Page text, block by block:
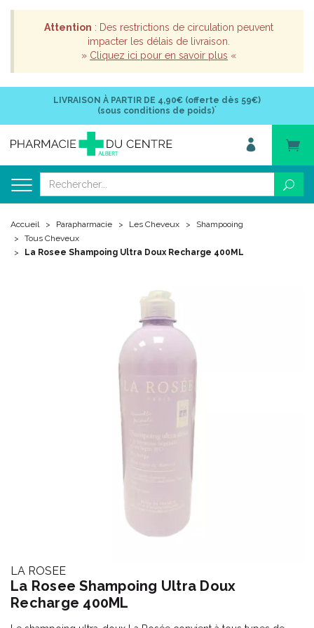
Attention : Des restrictions de circulation peuvent
impacter les délais de livraison.
» Cliquez ici pour en savoir plus «
LIVRAISON À PARTIR DE 4,90€ (offerte dès 59€)
(sous conditions de poids)*
Accueil Parapharmacie Les Cheveux
Shampooing
Tous Cheveux
La Rosee Shampoing Ultra Doux Recharge 400ML
LA ROSEE
La Rosee Shampoing Ultra Doux
Recharge 400ML